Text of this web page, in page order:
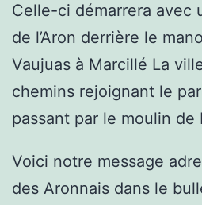
Celle-ci démarrera avec
de l’Aron derrière le
Vaujuas à Marcillé La
chemins rejoignant le
passant par le moulin de
Voici notre message
des Aronnais dans le